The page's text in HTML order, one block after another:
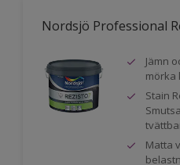
Nordsjö Professional
Jämn
mörka
Stain
Matta